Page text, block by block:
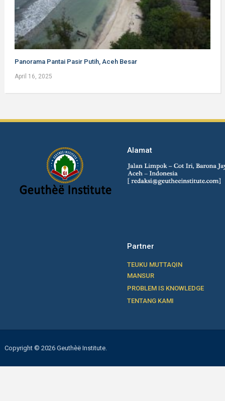
Panorama Pantai Pasir Putih, Aceh Besar
April 16, 2025
Alamat
Partner
TEUKU MUTTAQIN
MANSUR
PROBLEM IS KNOWLEDGE
TENTANG KAMI
Copyright © 2026 Geuthèë Institute.